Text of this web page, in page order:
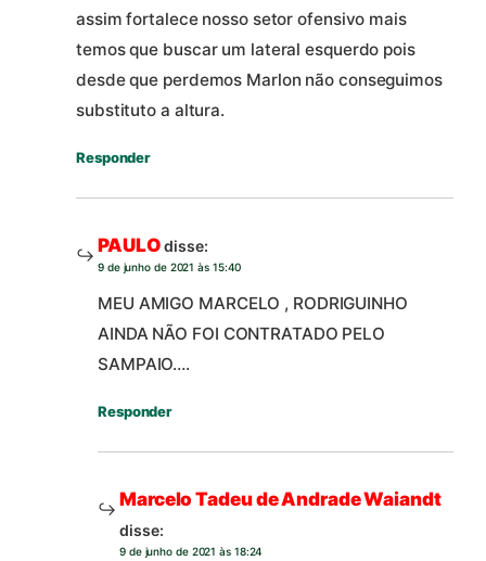
assim fortalece nosso setor ofensivo mais
temos que buscar um lateral esquerdo pois
desde que perdemos Marlon não conseguimos
substituto a altura.
Responder
PAULO disse:
9 de junho de 2021 às 15:40
MEU AMIGO MARCELO , RODRIGUINHO
AINDA NÃO FOI CONTRATADO PELO
SAMPAIO….
Responder
Marcelo Tadeu de Andrade Waiandt
disse:
9 de junho de 2021 às 18:24